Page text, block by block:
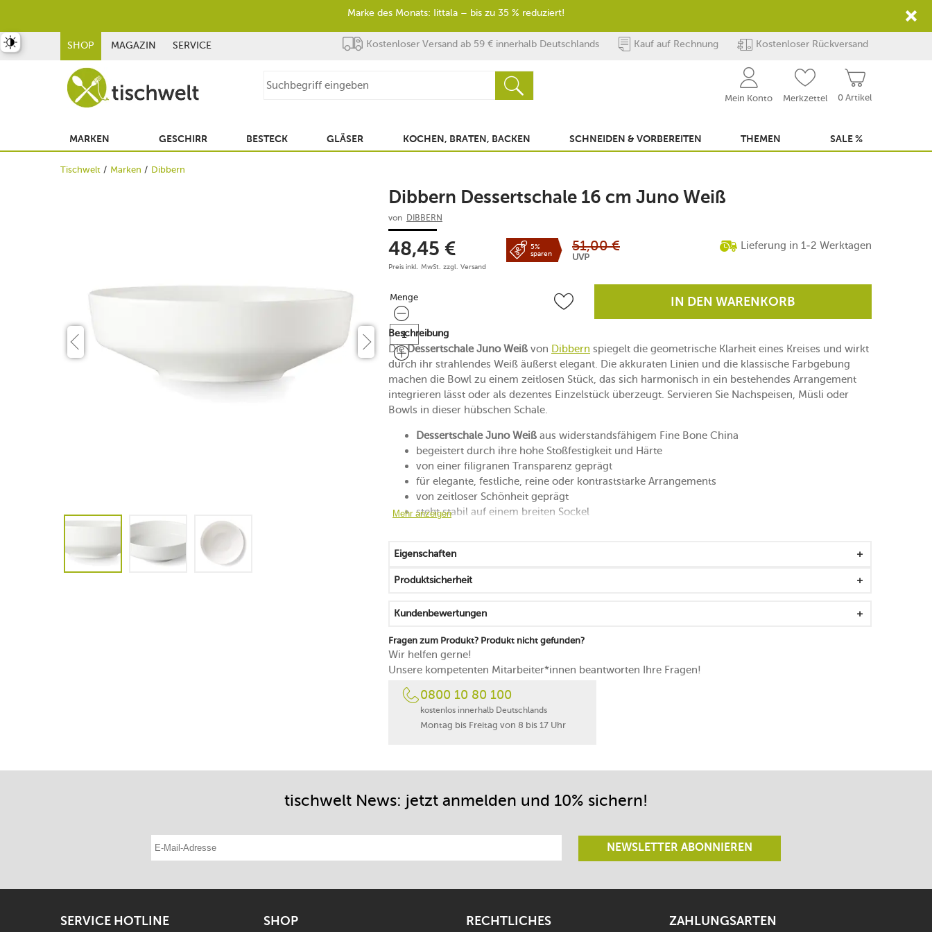
SHOP MAGAZIN SERVICE Kostenloser Versand ab 59 € innerhalb Deutschlands Kauf auf Rechnung Kostenloser Rückversand
0 Artikel
Mein Konto Merkzettel
MARKEN GESCHIRR BESTECK GLÄSER KOCHEN, BRATEN, BACKEN SCHNEIDEN & VORBEREITEN THEMEN SALE %
Tischwelt Marken Dibbern
Dibbern Dessertschale 16 cm Juno Weiß
von DIBBERN
48,45 €
Preis inkl. MwSt. zzgl. Versand
5%
sparen
51,00 €
UVP
Lieferung in 1-2 Werktagen
Menge
Menge IN DEN WARENKORB
Beschreibung
DieDessertschale Juno Weiß von Dibbern spiegelt die geometrische Klarheit eines Kreises und wirkt
durch ihr strahlendes Weiß äußerst elegant. Die akkuraten Linien und die klassische Farbgebung
machen die Bowl zu einem zeitlosen Stück, das sich harmonisch in ein bestehendes Arrangement
integrieren lässt oder als dezentes Einzelstück überzeugt. Servieren Sie Nachspeisen, Müsli oder
Bowls in dieser hübschen Schale.
Dessertschale Juno Weiß aus widerstandsfähigem Fine Bone China
begeistert durch ihre hohe Stoßfestigkeit und Härte
von einer filigranen Transparenz geprägt
für elegante, festliche, reine oder kontraststarke Arrangements
von zeitloser Schönheit geprägt
steht stabil auf einem breiten Sockel
Made in Germany
Mehr anzeigen
Eigenschaften
Produktsicherheit
Kundenbewertungen
Fragen zum Produkt? Produkt nicht gefunden?
Wir helfen gerne!
Unsere kompetenten Mitarbeiter*innen beantworten Ihre Fragen!
0800 10 80 100
kostenlos innerhalb Deutschlands
Montag bis Freitag von 8 bis 17 Uhr
tischwelt News: jetzt anmelden und 10% sichern!
E-Mail-Adresse eintragen
NEWSLETTER ABONNIEREN
SERVICE HOTLINE SHOP RECHTLICHES ZAHLUNGSARTEN
umschalten
Marke des Monats: Iittala – bis zu 35 % reduziert!